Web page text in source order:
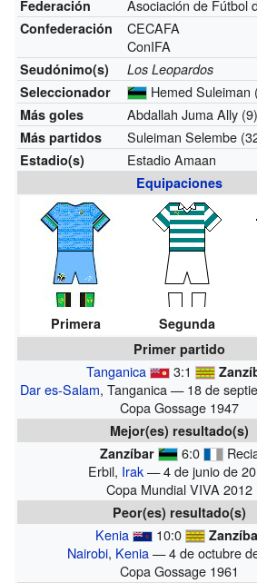
Federación Asociación de Fútbol
Confederación
CECAFA
ConIFA
Seudónimo(s)
Los Leopardos
Seleccionador
Hemed Suleiman
Más goles Abdallah Juma Ally (9)
Más partidos Suleiman Selembe
Estadio(s) Estadio Amaan
Equipaciones
Primera Segunda
Primer partido
Tanganica 3:1
Dar es-Salam, Tanganica — 18 de
Copa Gossage 1947
Mejor(es) resultado(s)
Zanzíbar
6:0
Erbil, Irak— 4 de junio de
Copa Mundial VIVA 2012
Peor(es) resultado(s)
Kenia 10:0
Nairobi, Kenia— 4 de octubre
Copa Gossage 1961